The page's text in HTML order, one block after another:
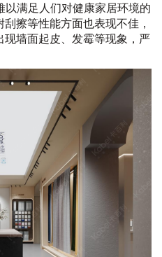
满足人们对健康家居环境的
擦等性能方面也表现不佳，
墙面起皮、发霉等现象，严